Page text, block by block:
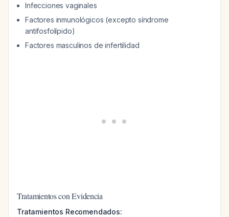
Infecciones vaginales
Factores inmunológicos (excepto síndrome
antifosfolípido)
Factores masculinos de infertilidad
Tratamientos con Evidencia
Tratamientos Recomendados: